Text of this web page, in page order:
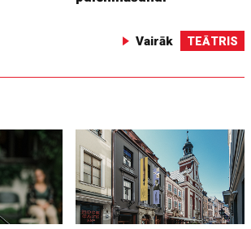
Vairāk TEĀTRIS